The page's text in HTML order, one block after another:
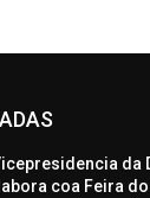
da
coa Feira